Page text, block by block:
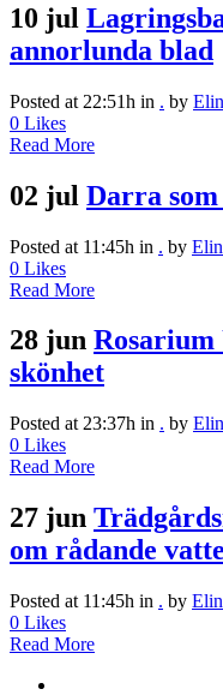
10 jul
annorlunda blad
Posted at 22:51h in . by
0 Likes
Read More
02 jul Darra
Posted at 11:45h in . by
0 Likes
Read More
28 jun Rosarium
skönhet
Posted at 23:37h in . by
0 Likes
Read More
27 jun
om rådande
Posted at 11:45h in . by
0 Likes
Read More